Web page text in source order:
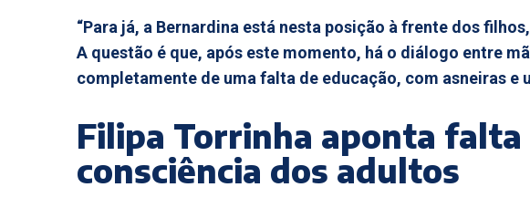
“Para já, a Bernardina está nesta posição à frente dos
A questão é que, após este momento, há o diálogo entre
completamente de uma falta de educação, com asneiras e
Filipa Torrinha aponta falta
consciência dos adultos